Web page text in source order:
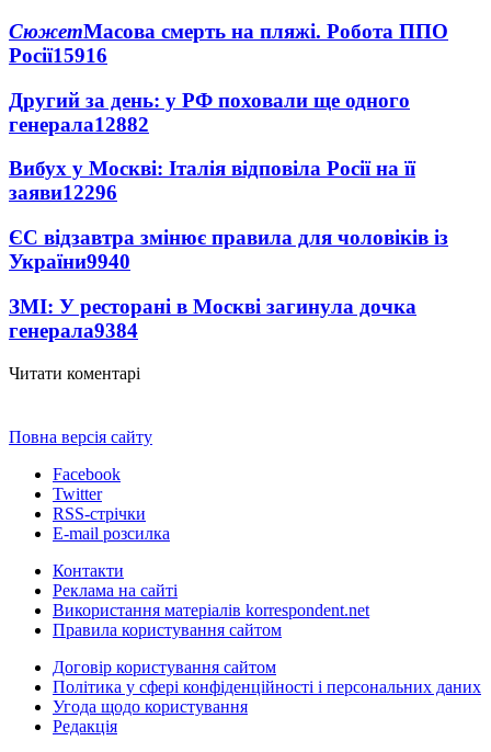
СюжетМасова смерть на пляжі. Робота ППО
Росії15916
Другий за день: у РФ поховали ще одного
генерала12882
Вибух у Москві: Італія відповіла Росії на її
заяви12296
ЄС відзавтра змінює правила для чоловіків із
України9940
ЗМІ: У ресторані в Москві загинула дочка
генерала9384
Читати коментарі
Повна версія сайту
Facebook
Twitter
RSS-стрічки
E-mail розсилка
Контакти
Реклама на сайті
Використання матеріалів korrespondent.net
Правила користування сайтом
Договір користування сайтом
Політика у сфері конфіденційності і персональних даних
Угода щодо користування
Редакція